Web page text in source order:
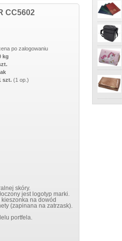
CC5602
po zalogowaniu
kg
szt. (1 op.)
skóry.
jest logotyp marki.
na dowód
(zapinana na zatrzask).
portfela.